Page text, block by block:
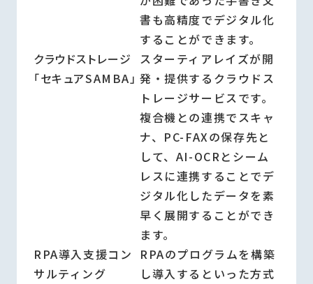
書も高精度でデジタル化
することができます。
クラウドストレージ
「セキュアSAMBA」
スターティアレイズが開
発・提供するクラウドス
トレージサービスです。
複合機との連携でスキャ
ナ、PC-FAXの保存先と
して、AI-OCRとシーム
レスに連携することでデ
ジタル化したデータを素
早く展開することができ
ます。
RPA導入支援コン
サルティング
RPAのプログラムを構築
し導入するといった方式